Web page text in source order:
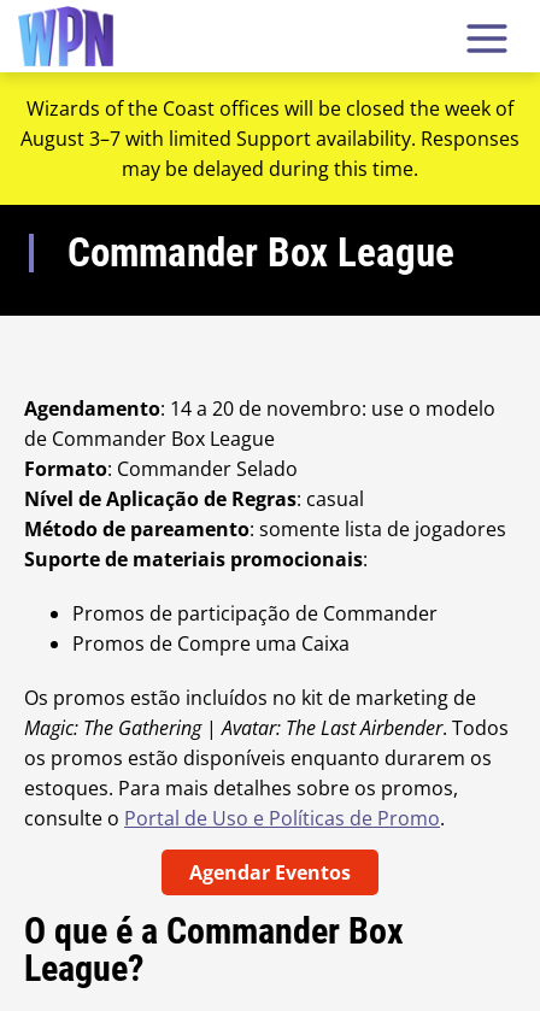
Wizards of the Coast offices will be closed the week of
August 3–7 with limited Support availability. Responses
may be delayed during this time.
Commander Box League
Agendamento: 14 a 20 de novembro: use o modelo
de Commander Box League
Formato: Commander Selado
Nível de Aplicação de Regras: casual
Método de pareamento: somente lista de jogadores
Suporte de materiais promocionais:
Promos de participação de Commander
Promos de Compre uma Caixa
Os promos estão incluídos no kit de marketing de
Magic: The Gathering|Avatar: The Last Airbender. Todos
os promos estão disponíveis enquanto durarem os
estoques. Para mais detalhes sobre os promos,
consulte o Portal de Uso e Políticas de Promo.
Agendar Eventos
O que é a Commander Box
League?